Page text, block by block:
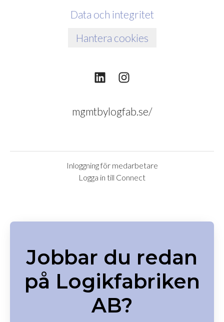
Data och integritet
Hantera cookies
mgmtbylogfab.se/
Inloggning för medarbetare
Logga in till Connect
Jobbar du redan
på Logikfabriken
AB?